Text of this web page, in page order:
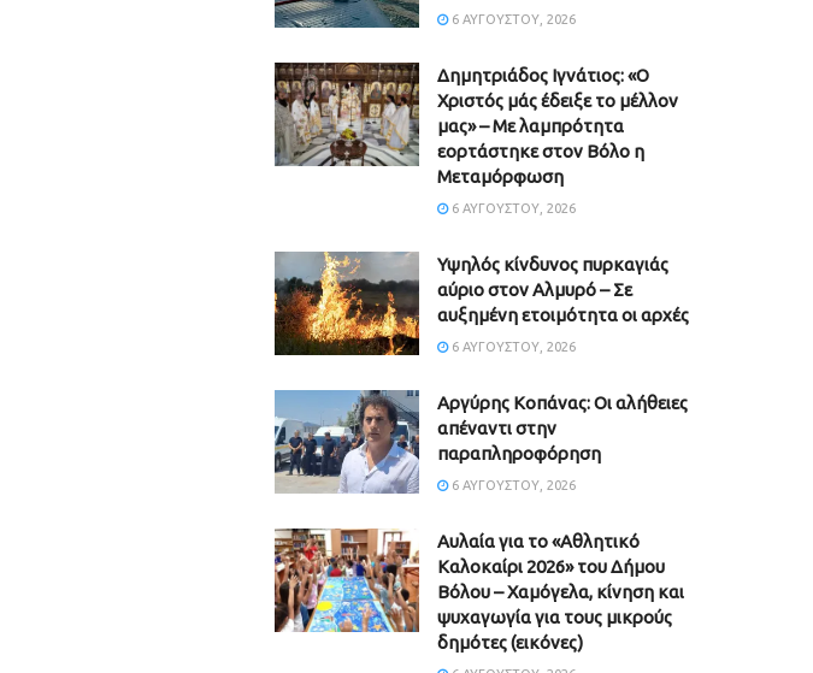
6 ΑΥΓΟΎΣΤΟΥ, 2026
Δημητριάδος Ιγνάτιος: «Ο
Χριστός μάς έδειξε το μέλλον
μας» – Με λαμπρότητα
εορτάστηκε στον Βόλο η
Μεταμόρφωση
6 ΑΥΓΟΎΣΤΟΥ, 2026
Υψηλός κίνδυνος πυρκαγιάς
αύριο στον Αλμυρό – Σε
αυξημένη ετοιμότητα οι αρχές
6 ΑΥΓΟΎΣΤΟΥ, 2026
Aργύρης Κοπάνας: Οι αλήθειες
απέναντι στην
παραπληροφόρηση
6 ΑΥΓΟΎΣΤΟΥ, 2026
Αυλαία για το «Αθλητικό
Καλοκαίρι 2026» του Δήμου
Βόλου – Χαμόγελα, κίνηση και
ψυχαγωγία για τους μικρούς
δημότες (εικόνες)